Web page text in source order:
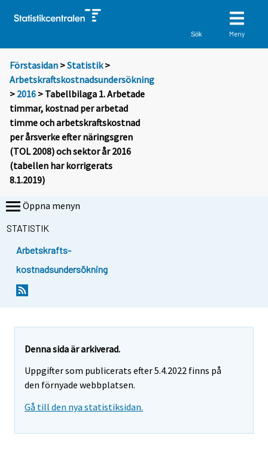
Sök Meny
Förstasidan >Statistik >
Arbetskraftskostnadsundersökning
> 2016 > Tabellbilaga 1. Arbetade
timmar, kostnad per arbetad
timme och arbetskraftskostnad
per årsverke efter näringsgren
(TOL 2008) och sektor år 2016
(tabellen har korrigerats
8.1.2019)
Öppna menyn
STATISTIK
Arbetskrafts-
kostnadsundersökning
Denna sida är arkiverad.
Uppgifter som publicerats efter 5.4.2022 finns på
den förnyade webbplatsen.
Gå till den nya statistiksidan.